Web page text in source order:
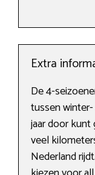
Extra
De 4-
tussen
jaar door kunt
veel
Nederland